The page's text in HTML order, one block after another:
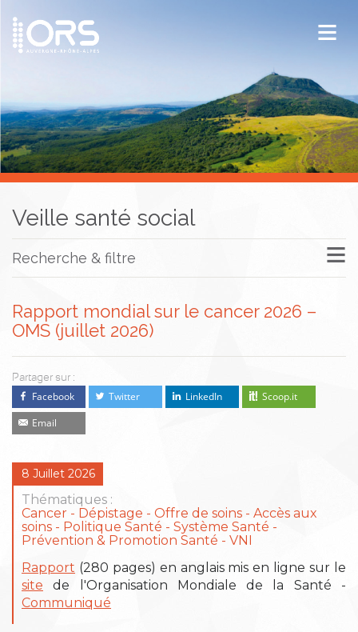
ORS Auvergne-Rhône-Alpes
Publications
Documentation / Veille
Veille santé social
Recherche & filtre
Rapport mondial sur le cancer 2026 –
OMS (juillet 2026)
Partager sur :
Facebook Twitter LinkedIn
Scoop.it
Email
8 Juillet 2026
Thématiques :
Cancer
Dépistage
Offre de soins - Accès aux
soins
Politique Santé - Système Santé
Prévention & Promotion Santé
VNI
Rapport (280 pages) en anglais mis en ligne sur le
site de l'Organisation Mondiale de la Santé -
Communiqué